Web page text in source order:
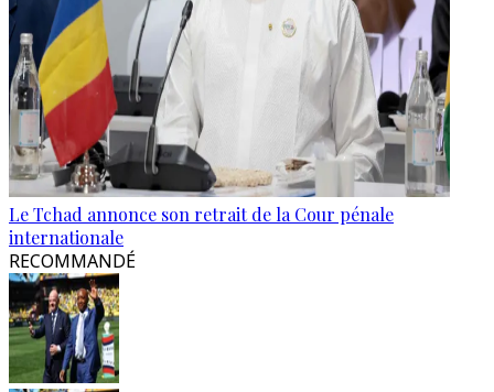
Le Tchad annonce son retrait de la Cour pénale
internationale
RECOMMANDÉ